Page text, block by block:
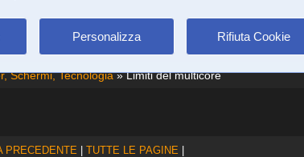
Personalizza Rifiuta Cookie
Schermi, Tecnologia» Limiti del multicore
PRECEDENTE | TUTTE LE PAGINE |